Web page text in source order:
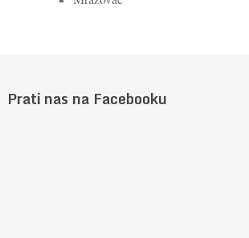
Prati nas na Facebooku